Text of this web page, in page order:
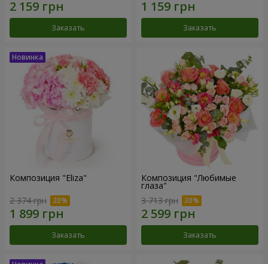
Заказать Заказать
Композиция "Eliza"
2 374 грн
Заказать
Композиция "Любимые
глаза"
3 713 грн
Заказать